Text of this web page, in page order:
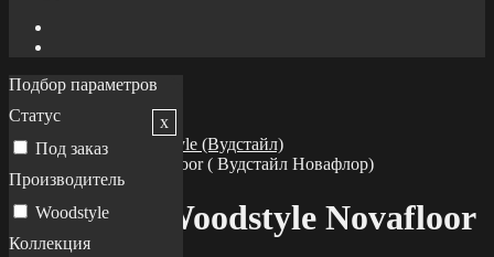
Подбор параметров
x
Статус
Под заказ
Производитель
Woodstyle
Коллекция
Главная
Ламинат
Ламинат Woodstyle (Вудстайл)
Woodstyle Novafloor ( Вудстайл Новафлор)
Ламинат Woodstyle Novafloor